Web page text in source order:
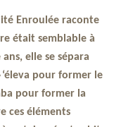
Enroulée raconte
était semblable à
elle se sépara
pour former le
pour former la
ces éléments